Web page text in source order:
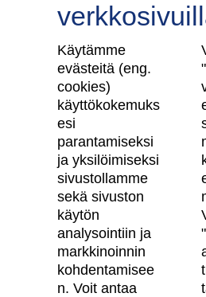
Tilaa uutiskirje
Skanska Kodit
Artikkelit
Digitaalinen asuntokauppa
Asiakkaiden kokemuksia
Vastuullisuus
Tietosuojaseloste
Käytämme
evästeitä (eng.
cookies)
käyttökokemuks
esi
parantamiseksi
ja yksilöimiseksi
sivustollamme
sekä sivuston
käytön
analysointiin ja
markkinoinnin
kohdentamisee
n. Voit antaa